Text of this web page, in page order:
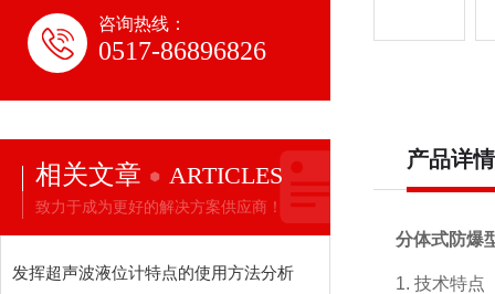
咨询热线：
0517-86896826
相关文章 ARTICLES
致力于成为更好的解决方案供应商！
发挥超声波液位计特点的使用方法分析
产品详情
分体式防爆
1. 技术特点